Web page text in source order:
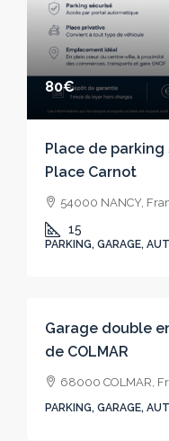
80€
Place de
Place Carnot
54000 NANCY,
15
PARKING, GARAGE,
Garage double
de COLMAR
68000 COLMAR,
PARKING, GARAGE,